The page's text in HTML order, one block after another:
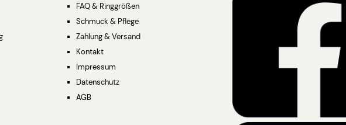
FAQ & Ringgrößen
Schmuck & Pflege
Zahlung & Versand
Kontakt
Impressum
Datenschutz
AGB